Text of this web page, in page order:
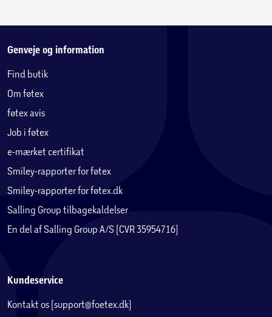
Genveje og information
Find butik
Om føtex
føtex avis
Job i føtex
e-mærket certifikat
Smiley-rapporter for føtex
Smiley-rapporter for føtex.dk
Salling Group tilbagekaldelser
En del af Salling Group A/S (CVR 35954716)
Kundeservice
Kontakt os (support@foetex.dk)